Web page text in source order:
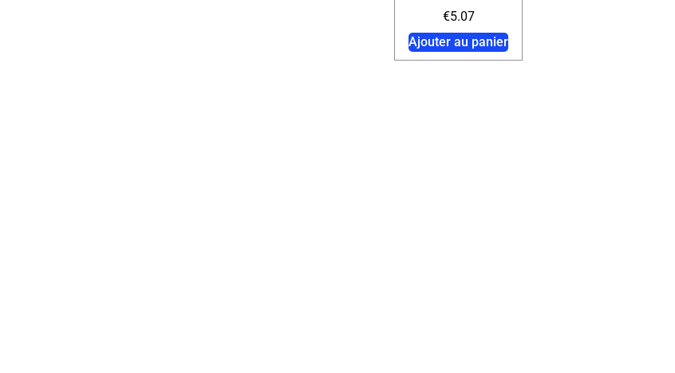
€5.07
Ajouter au panier